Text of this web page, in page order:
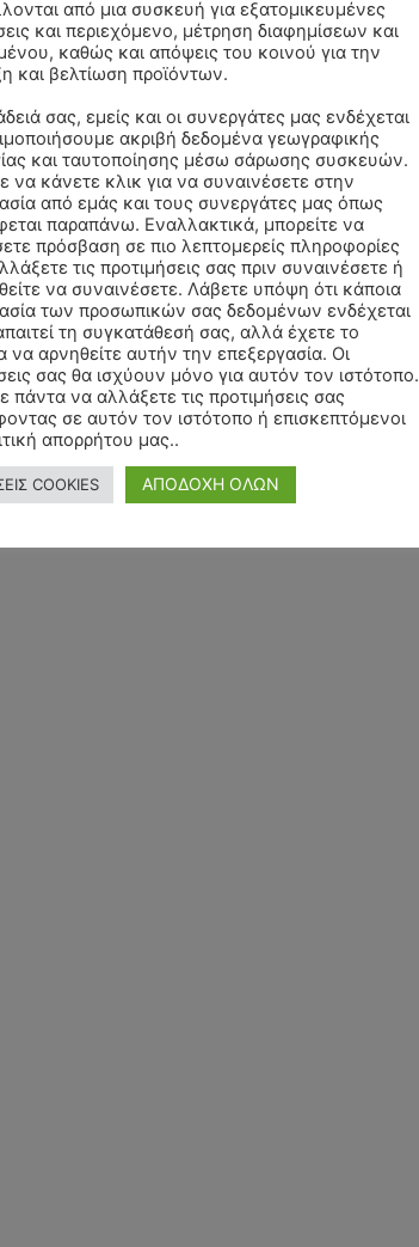
από μια συσκευή για εξατομικευμένες
και περιεχόμενο, μέτρηση διαφημίσεων και
καθώς και απόψεις του κοινού για την
και βελτίωση προϊόντων.
σας, εμείς και οι συνεργάτες μας ενδέχεται
ακριβή δεδομένα γεωγραφικής
και ταυτοποίησης μέσω σάρωσης συσκευών.
να κάνετε κλικ για να συναινέσετε στην
από εμάς και τους συνεργάτες μας όπως
παραπάνω. Εναλλακτικά, μπορείτε να
πρόσβαση σε πιο λεπτομερείς πληροφορίες
τις προτιμήσεις σας πριν συναινέσετε ή
να συναινέσετε. Λάβετε υπόψη ότι κάποια
των προσωπικών σας δεδομένων ενδέχεται
τη συγκατάθεσή σας, αλλά έχετε το
να αρνηθείτε αυτήν την επεξεργασία. Οι
σας θα ισχύουν μόνο για αυτόν τον ιστότοπο.
πάντα να αλλάξετε τις προτιμήσεις σας
σε αυτόν τον ιστότοπο ή επισκεπτόμενοι
απορρήτου μας..
COOKIES ΑΠΟΔΟΧΗ ΟΛΩΝ